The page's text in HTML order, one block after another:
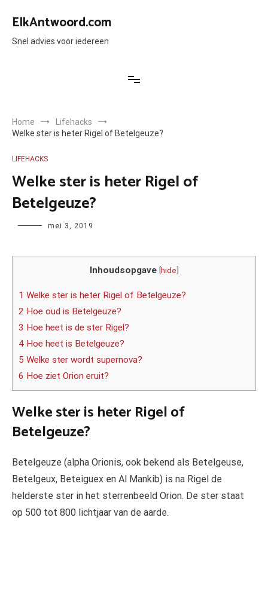
naar
inhoud
ElkAntwoord.com
Snel advies voor iedereen
Home
Lifehacks
Welke ster is heter Rigel of Betelgeuze?
LIFEHACKS
Welke ster is heter Rigel of
Betelgeuze?
Author mei 3, 2019
Inhoudsopgave [hide]
1 Welke ster is heter Rigel of Betelgeuze?
2 Hoe oud is Betelgeuze?
3 Hoe heet is de ster Rigel?
4 Hoe heet is Betelgeuze?
5 Welke ster wordt supernova?
6 Hoe ziet Orion eruit?
Welke ster is heter Rigel of
Betelgeuze?
Betelgeuze (alpha Orionis, ook bekend als Betelgeuse,
Betelgeux, Beteiguex en Al Mankib) is na Rigel de
helderste ster in het sterrenbeeld Orion. De ster staat
op 500 tot 800 lichtjaar van de aarde.